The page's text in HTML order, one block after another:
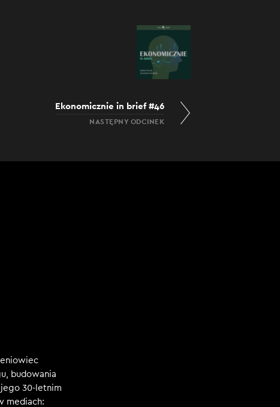
Ekonomicznie in brief #46
NASTĘPNY ODCINEK
budowania
jego 30-letnim
mediach: